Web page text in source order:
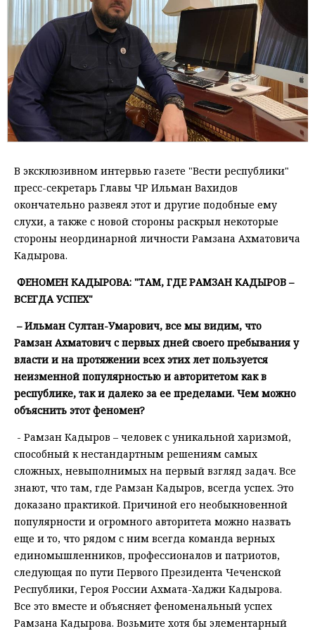
В эксклюзивном интервью газете "Вести республики"
пресс-секретарь Главы ЧР Ильман Вахидов
окончательно развеял этот и другие подобные ему
слухи, а также с новой стороны раскрыл некоторые
стороны неординарной личности Рамзана Ахматовича
Кадырова.
ФЕНОМЕН КАДЫРОВА: "ТАМ, ГДЕ РАМЗАН КАДЫРОВ –
ВСЕГДА УСПЕХ"
– Ильман Султан-Умарович, все мы видим, что
Рамзан Ахматович с первых дней своего пребывания у
власти и на протяжении всех этих лет пользуется
неизменной популярностью и авторитетом как в
республике, так и далеко за ее пределами. Чем можно
объяснить этот феномен?
- Рамзан Кадыров – человек с уникальной харизмой,
способный к нестандартным решениям самых
сложных, невыполнимых на первый взгляд задач. Все
знают, что там, где Рамзан Кадыров, всегда успех. Это
доказано практикой. Причиной его необыкновенной
популярности и огромного авторитета можно назвать
еще и то, что рядом с ним всегда команда верных
единомышленников, профессионалов и патриотов,
следующая по пути Первого Президента Чеченской
Республики, Героя России Ахмата-Хаджи Кадырова.
Все это вместе и объясняет феноменальный успех
Рамзана Кадырова. Возьмите хотя бы элементарный